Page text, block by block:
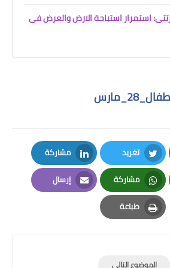
استمرار استباحة الارض والعرض فى
تغريد
Twitter
مشاركة
LinkedIn
مشاركة
Whatsapp
إرسال
Email
طباعة
Print
الموضوع التالي